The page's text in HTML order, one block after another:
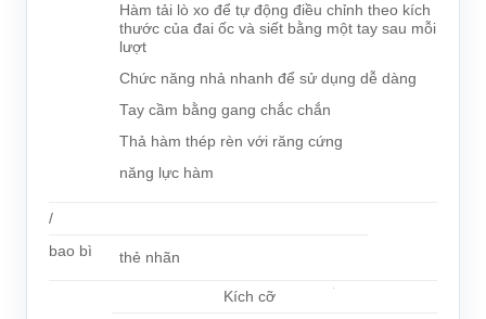
Hàm tải lò xo để tự động điều chỉnh theo kích
thước của đai ốc và siết bằng một tay sau mỗi
lượt
Chức năng nhả nhanh để sử dụng dễ dàng
Tay cầm bằng gang chắc chắn
Thả hàm thép rèn với răng cứng
năng lực hàm
/
bao bì
thẻ nhãn
Kích cỡ